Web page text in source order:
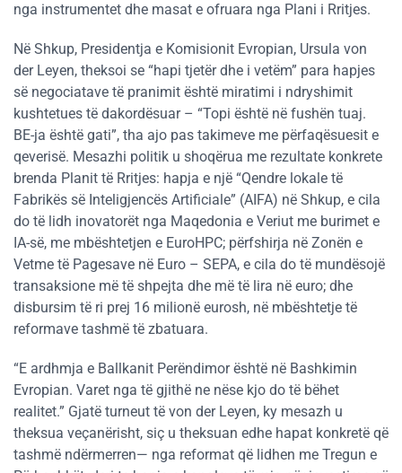
nga instrumentet dhe masat e ofruara nga Plani i Rritjes.
Në Shkup, Presidentja e Komisionit Evropian, Ursula von
der Leyen, theksoi se “hapi tjetër dhe i vetëm” para hapjes
së negociatave të pranimit është miratimi i ndryshimit
kushtetues të dakordësuar – “Topi është në fushën tuaj.
BE-ja është gati”, tha ajo pas takimeve me përfaqësuesit e
qeverisë. Mesazhi politik u shoqërua me rezultate konkrete
brenda Planit të Rritjes: hapja e një “Qendre lokale të
Fabrikës së Inteligjencës Artificiale” (AIFA) në Shkup, e cila
do të lidh inovatorët nga Maqedonia e Veriut me burimet e
IA-së, me mbështetjen e EuroHPC; përfshirja në Zonën e
Vetme të Pagesave në Euro – SEPA, e cila do të mundësojë
transaksione më të shpejta dhe më të lira në euro; dhe
disbursim të ri prej 16 milionë eurosh, në mbështetje të
reformave tashmë të zbatuara.
“E ardhmja e Ballkanit Perëndimor është në Bashkimin
Evropian. Varet nga të gjithë ne nëse kjo do të bëhet
realitet.” Gjatë turneut të von der Leyen, ky mesazh u
theksua veçanërisht, siç u theksuan edhe hapat konkretë që
tashmë ndërmerren— nga reformat që lidhen me Tregun e